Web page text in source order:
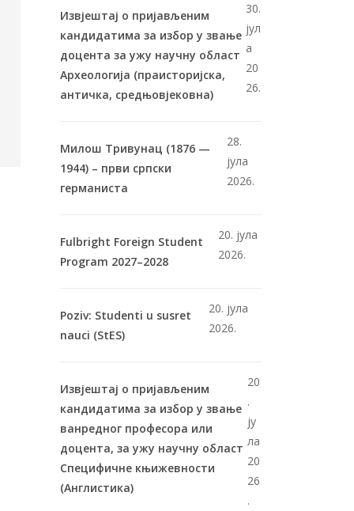
Извјештај о пријављеним
кандидатима за избор у звање
доцента за ужу научну област
Археологија (праисторијска,
античка, средњовјековна)
30.
јул
а
20
26.
Милош Тривунац (1876 —
1944) – први српски
германиста
28.
јула
2026.
Fulbright Foreign Student
Program 2027–2028
20. јула
2026.
Poziv: Studenti u susret
nauci (StES)
20. јула
2026.
Извјештај о пријављеним
кандидатима за избор у звање
ванредног професора или
доцента, за ужу научну област
Специфичне књижевности
(Англистика)
20
.
ју
ла
20
26
.